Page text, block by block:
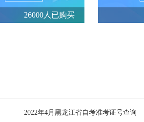
26000人已购买
2022年4月黑龙江省自考准考证号查询